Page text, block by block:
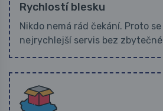
Rychlostí blesku
Nikdo nemá rád čekání. Proto
nejrychlejší servis bez